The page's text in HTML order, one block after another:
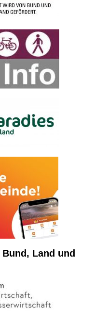
Land und